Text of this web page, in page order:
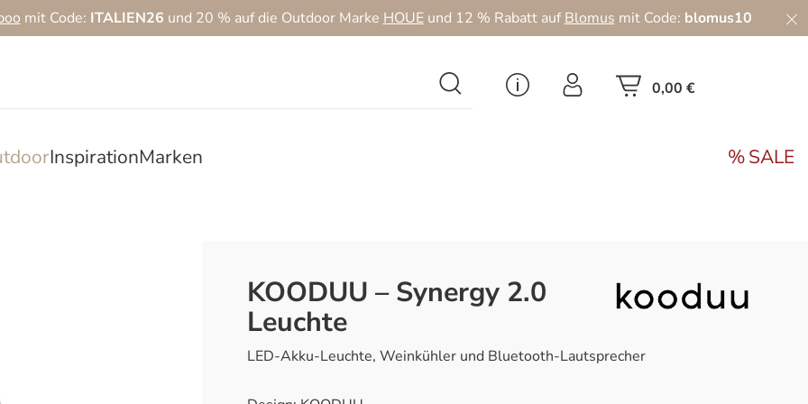
mit Code: ITALIEN26 und 20 % auf die Outdoor Marke HOUEund 12 % Rabatt aufBlomus mit Code: blomus10
0,00 €
InspirationMarken SALE
KOODUU – Synergy 2.0
Leuchte
LED-Akku-Leuchte, Weinkühler und Bluetooth-Lautsprecher